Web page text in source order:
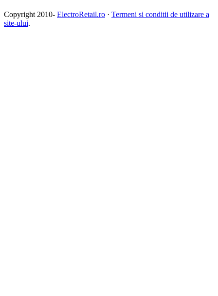
Copyright 2010- ElectroRetail.ro · Termeni si conditii de utilizare a
site-ului.